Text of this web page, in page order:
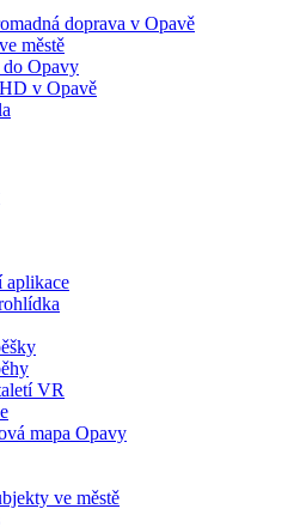
doprava v Opavě
městě
Opavy
v Opavě
aplikace
VR
mapa Opavy
ve městě